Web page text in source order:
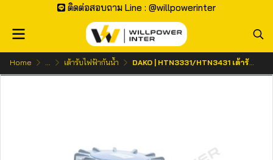
ติดต่อสอบถาม Line : @willpowerinter
Home ... เต้ารับไฟฟ้ากันน้ำ DAKO | HTN3331/HTN3431 เต้ารับฝังเฉียงกันน้ำ 2P+E 63A/125A 230V IP67